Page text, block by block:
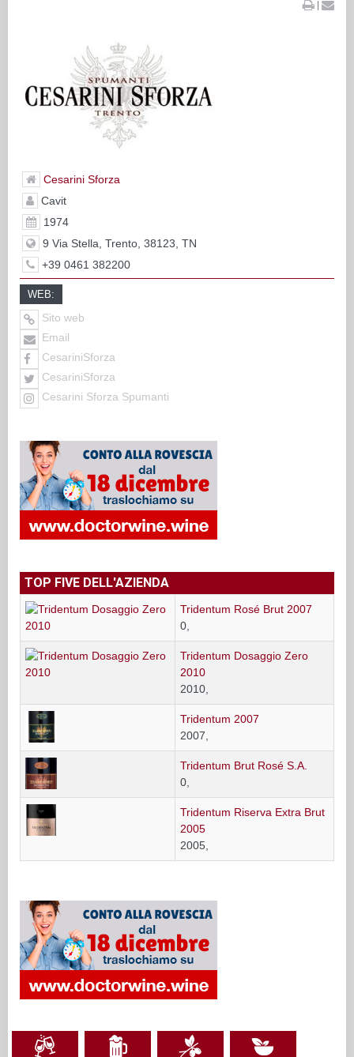
|
Cesarini Sforza
Cavit
1974
9 Via Stella, Trento, 38123, TN
+39 0461 382200
WEB:
Sito web
Email
CesariniSforza
CesariniSforza
Cesarini Sforza Spumanti
TOP FIVE DELL'AZIENDA
Tridentum Rosé Brut 2007
0,
Tridentum Dosaggio Zero
2010
2010,
Tridentum 2007
2007,
Tridentum Brut Rosé S.A.
0,
Tridentum Riserva Extra Brut
2005
2005,